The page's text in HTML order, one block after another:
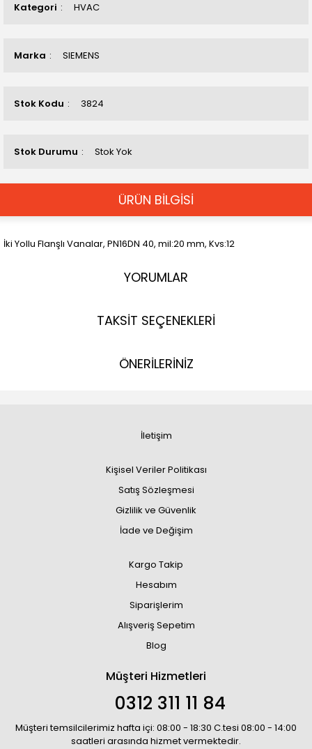
Kategori HVAC
Marka SIEMENS
Stok Kodu 3824
Stok Durumu Stok Yok
ÜRÜN BİLGİSİ
İki Yollu Flanşlı Vanalar, PN16DN 40, mil:20 mm, Kvs:12
YORUMLAR
TAKSİT SEÇENEKLERİ
ÖNERİLERİNİZ
İletişim
Kişisel Veriler Politikası
Satış Sözleşmesi
Gizlilik ve Güvenlik
İade ve Değişim
Kargo Takip
Hesabım
Siparişlerim
Alışveriş Sepetim
Blog
Müşteri Hizmetleri
0312 311 11 84
Müşteri temsilcilerimiz hafta içi: 08:00 - 18:30 C.tesi 08:00 - 14:00
saatleri arasında hizmet vermektedir.